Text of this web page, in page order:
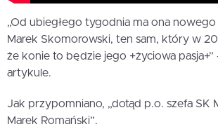
„Od ubiegłego tygodnia ma ona nowego
Marek Skomorowski, ten sam, który w
że konie to będzie jego +życiowa
artykule.
Jak przypomniano, „dotąd p.o. szefa SK
Marek Romański”.